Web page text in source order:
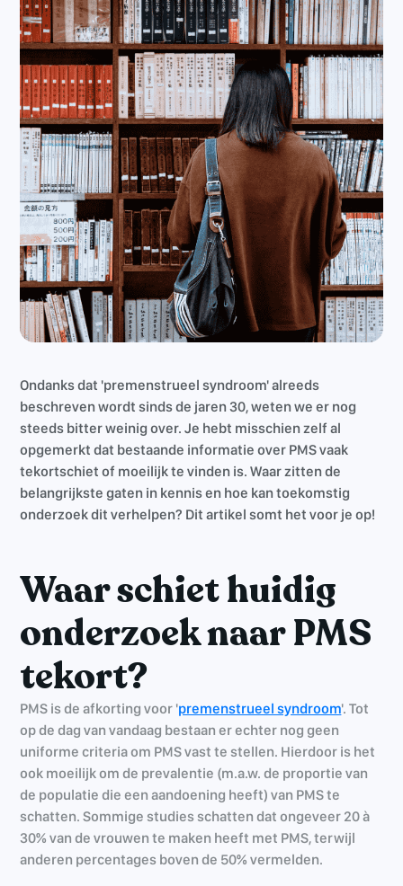
Ondanks dat 'premenstrueel syndroom' alreeds
beschreven wordt sinds de jaren 30, weten we er nog
steeds bitter weinig over. Je hebt misschien zelf al
opgemerkt dat bestaande informatie over PMS vaak
tekortschiet of moeilijk te vinden is. Waar zitten de
belangrijkste gaten in kennis en hoe kan toekomstig
onderzoek dit verhelpen? Dit artikel somt het voor je op!
Waar schiet huidig
onderzoek naar PMS
tekort?
PMS is de afkorting voor 'premenstrueel syndroom'. Tot
op de dag van vandaag bestaan er echter nog geen
uniforme criteria om PMS vast te stellen. Hierdoor is het
ook moeilijk om de prevalentie (m.a.w. de proportie van
de populatie die een aandoening heeft) van PMS te
schatten. Sommige studies schatten dat ongeveer 20 à
30% van de vrouwen te maken heeft met PMS, terwijl
anderen percentages boven de 50% vermelden.